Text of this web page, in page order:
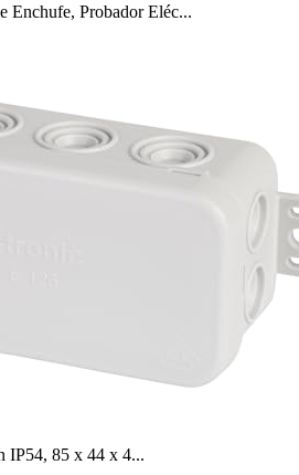
Enchufe, Probador Eléc...
IP54, 85 x 44 x 4...